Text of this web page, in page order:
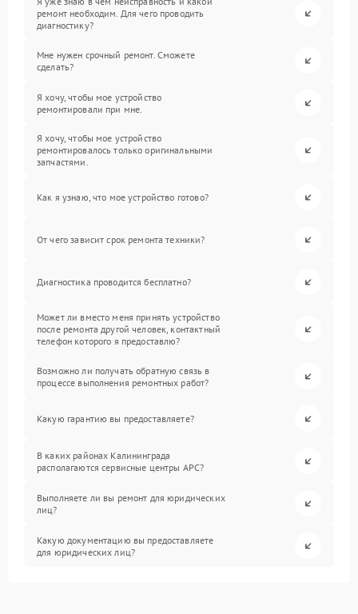
ремонт необходим. Для чего проводить
диагностику?
Мне нужен срочный ремонт. Сможете
сделать?
Я хочу, чтобы мое устройство
ремонтировали при мне.
Я хочу, чтобы мое устройство
ремонтировалось только оригинальными
запчастями.
Как я узнаю, что мое устройство готово?
От чего зависит срок ремонта техники?
Диагностика проводится бесплатно?
Может ли вместо меня принять устройство
после ремонта другой человек, контактный
телефон которого я предоставлю?
Возможно ли получать обратную связь в
процессе выполнения ремонтных работ?
Какую гарантию вы предоставляете?
В каких районах Калининграда
располагаются сервисные центры APC?
Выполняете ли вы ремонт для юридических
лиц?
Какую документацию вы предоставляете
для юридических лиц?